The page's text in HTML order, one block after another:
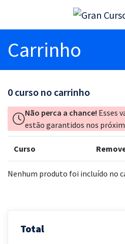
Carrinho
0 curso no carrinho
Não perca a chance! Esses
estão garantidos nos
Curso
Nenhum produto foi incluído no
Total